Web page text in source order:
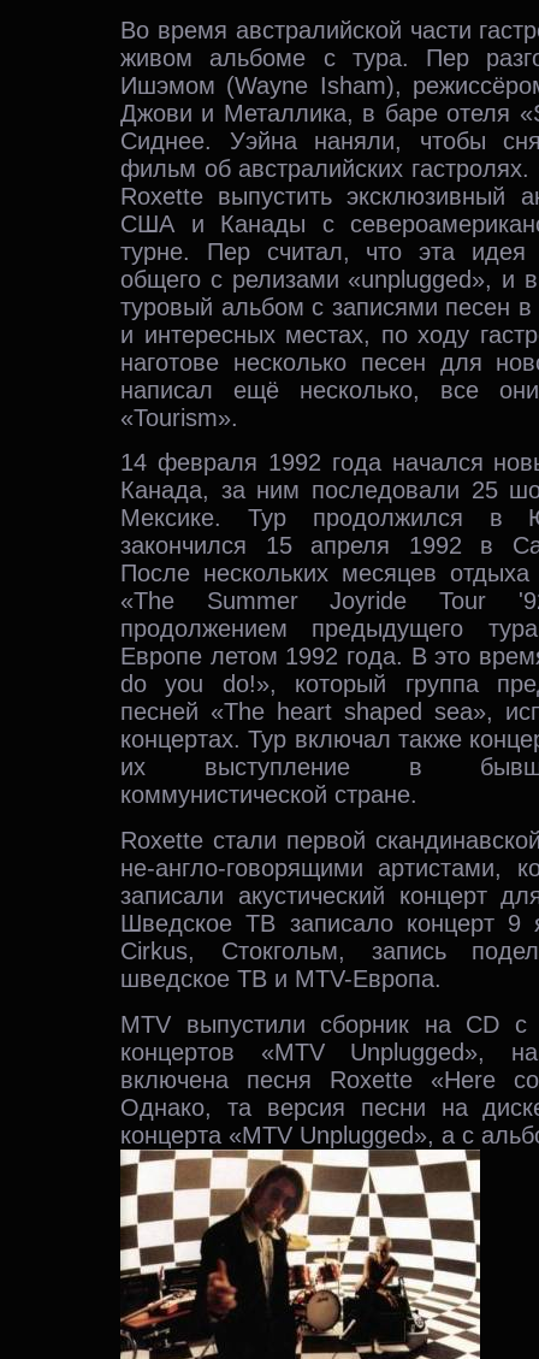
Во время австралийской части
живом альбоме с тура. Пер
Ишэмом (Wayne Isham),
Джови и Металлика, в баре отеля
Сиднее. Уэйна наняли, чтобы
фильм об австралийских
Roxette выпустить эксклюзивный
США и Канады с
турне. Пер считал, что эта идея
общего с релизами «unplugged», и
туровый альбом с записями песен
и интересных местах, по ходу
наготове несколько песен для
написал ещё несколько, все
«Tourism».
14 февраля 1992 года начался
Канада, за ним последовали 25
Мексике. Тур продолжился в
закончился 15 апреля 1992 в
После нескольких месяцев
«The Summer Joyride Tour
продолжением предыдущего
Европе летом 1992 года. В это
do you do!», который группа
песней «The heart shaped sea»,
концертах. Тур включал также
их выступление в
коммунистической стране.
Roxette стали первой
не-англо-говорящими артистами,
записали акустический концерт
Шведское ТВ записало концерт 9
Cirkus, Стокгольм, запись
шведское ТВ и MTV-Европа.
MTV выпустили сборник на CD
концертов «MTV Unplugged»,
включена песня Roxette «Here
Однако, та версия песни на
концерта «MTV Unplugged», а с